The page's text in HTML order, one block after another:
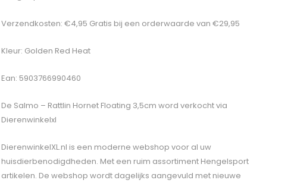
Verzendkosten: €4,95 Gratis bij een orderwaarde van €29,95
Kleur: Golden Red Heat
Ean: 5903766990460
De Salmo – Rattlin Hornet Floating 3,5cm word verkocht via
Dierenwinkelxl
DierenwinkelXL.nl is een moderne webshop voor al uw
huisdierbenodigdheden. Met een ruim assortiment Hengelsport
artikelen. De webshop wordt dagelijks aangevuld met nieuwe